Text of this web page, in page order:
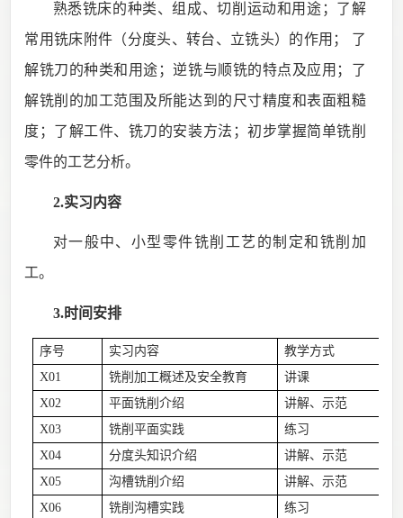
熟悉铣床的种类、组成、切削运动和用途；了解
常用铣床附件（分度头、转台、立铣头）的作用；
了
解铣刀的种类和用途；逆铣与顺铣的特点及应用；了
解铣削的加工范围及所能达到的尺寸精度和表面粗糙
度；了解工件、铣刀的安装方法；初步掌握简单铣削
零件的工艺分析。
2.实习内容
对一般中、小型零件铣削工艺的制定和铣削加
工。
3.时间安排
序号 实习内容
教学方式
X01
铣削加工概述及安全教育
讲课
X02
平面铣削介绍
讲解、示范
X03
铣削平面实践
练习
X04
分度头知识介绍
讲解、示范
X05
沟槽铣削介绍
讲解、示范
X06
铣削沟槽实践 练习